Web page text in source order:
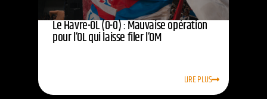
Le Havre-OL (0-0) : Mauvaise opération
pour l’OL qui laisse filer l’OM
LIRE PLUS